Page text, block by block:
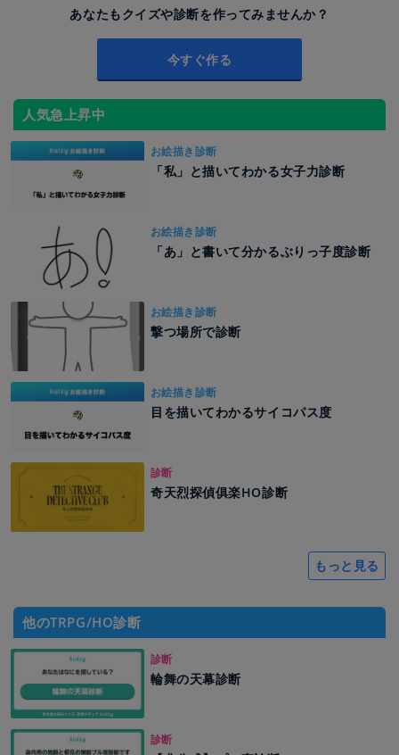
あなたもクイズや診断を作ってみませんか？
今すぐ作る
人気急上昇中
お絵描き診断
「私」と描いてわかる女子力診断
お絵描き診断
「あ」と書いて分かるぶりっ子度診断
お絵描き診断
撃つ場所で診断
お絵描き診断
目を描いてわかるサイコパス度
診断
奇天烈探偵俱楽HO診断
もっと見る
他のTRPG/HO診断
診断
輪舞の天幕診断
診断